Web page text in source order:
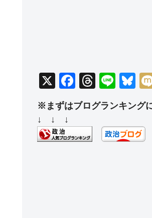
X
F
a
c
e
b
T
hr
e
a
d
Li
e
Bl
e
sk
y
※まずはブログランキング
↓ ↓ ↓